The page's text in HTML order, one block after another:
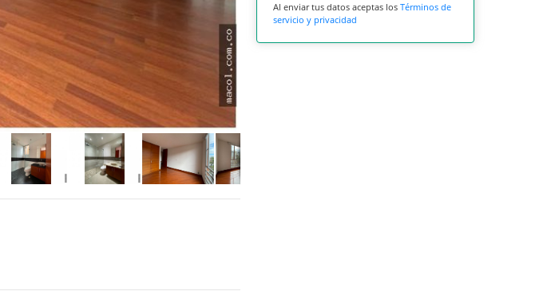
Al enviar tus datos aceptas los Términos de
servicio y privacidad